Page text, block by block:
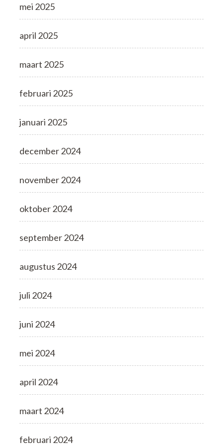
mei 2025
april 2025
maart 2025
februari 2025
januari 2025
december 2024
november 2024
oktober 2024
september 2024
augustus 2024
juli 2024
juni 2024
mei 2024
april 2024
maart 2024
februari 2024